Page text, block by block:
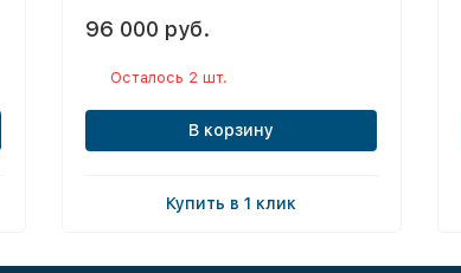
96 000 руб.
Осталось 2 шт.
В корзину
Купить в 1 клик